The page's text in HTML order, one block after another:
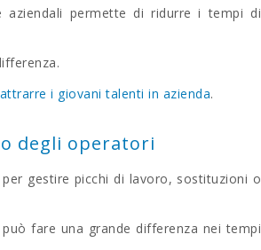
aziendali permette di ridurre i tempi di
attrarre i giovani talenti in azienda.
degli operatori
gestire picchi di lavoro, sostituzioni o
fare una grande differenza nei tempi